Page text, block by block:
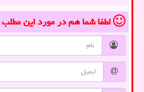
لطفا شما همدر مورد این مطلب